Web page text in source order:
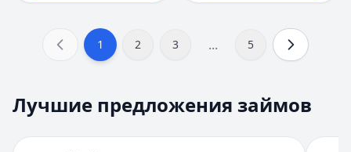
1 2 3 ... 5
Лучшие предложения займов